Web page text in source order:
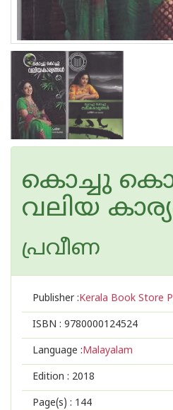
കൊച്ചു
വലിയ
പ്രവീണ
Publisher :Kerala Book Store
ISBN : 9780000124524
Language :Malayalam
Edition : 2018
Page(s) : 144